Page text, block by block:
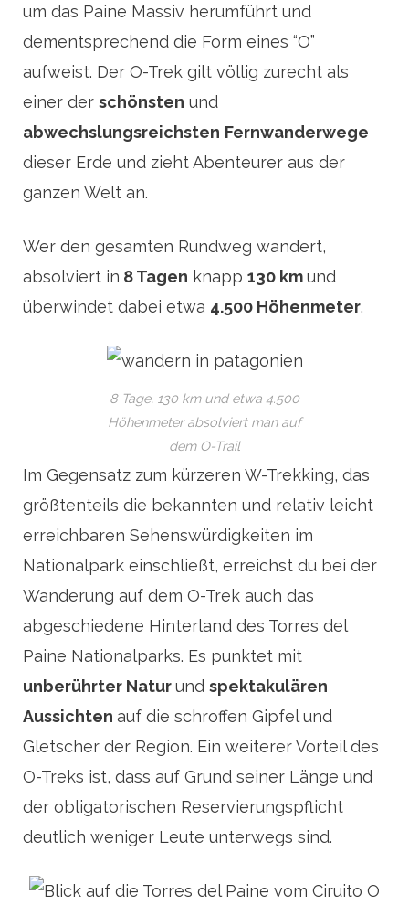
um das Paine Massiv herumführt und
dementsprechend die Form eines “O”
aufweist. Der O-Trek gilt völlig zurecht als
einer der schönsten und
abwechslungsreichsten Fernwanderwege
dieser Erde und zieht Abenteurer aus der
ganzen Welt an.
Wer den gesamten Rundweg wandert,
absolviert in 8 Tagen knapp 130 kmund
überwindet dabei etwa 4.500 Höhenmeter.
8 Tage, 130 km und etwa 4.500
Höhenmeter absolviert man auf
dem O-Trail
Im Gegensatz zum kürzeren W-Trekking, das
größtenteils die bekannten und relativ leicht
erreichbaren Sehenswürdigkeiten im
Nationalpark einschließt, erreichst du bei der
Wanderung auf dem O-Trek auch das
abgeschiedene Hinterland des Torres del
Paine Nationalparks. Es punktet mit
unberührter Naturund spektakulären
Aussichten auf die schroffen Gipfel und
Gletscher der Region. Ein weiterer Vorteil des
O-Treks ist, dass auf Grund seiner Länge und
der obligatorischen Reservierungspflicht
deutlich weniger Leute unterwegs sind.